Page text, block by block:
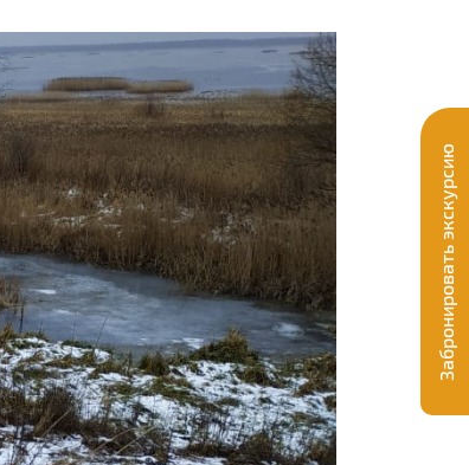
Забронировать экскурсию